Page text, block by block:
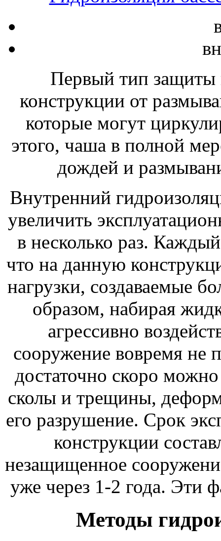
Первый тип защиты
конструкции от
которые могут
этого, чаша в полной
дождей и
Внутренний
увеличить
в несколько раз.
что на данную
нагрузки, создаваемые
образом, набирая
агрессивно
сооружение вовремя не
достаточно скоро
сколы и трещины,
его разрушение. Срок
конструкции
незащищенное
уже через 1-2 года. Эти
Методы